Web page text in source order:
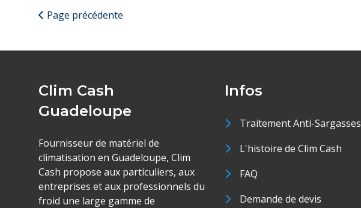
Page précédente
Clim Cash
Guadeloupe
Fournisseur de matériel de
climatisation en Guadeloupe, Clim
Cash propose aux particuliers, aux
entreprises et aux professionnels du
froid une large gamme de
Infos
Traitement Anti-Sargasses
L'histoire de Clim Cash
FAQ
Demande de devis